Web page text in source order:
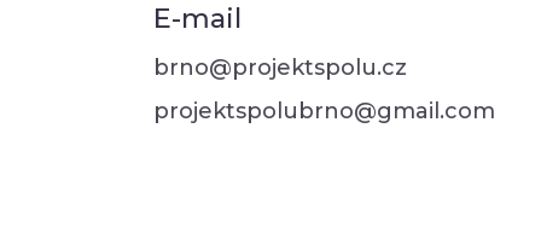
E-mail
brno@projektspolu.cz
projektspolubrno@gmail.com